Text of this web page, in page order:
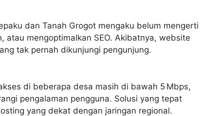
dan Tanah Grogot mengaku belum mengerti
mengoptimalkan SEO. Akibatnya, website
tak pernah dikunjungi pengunjung.
di beberapa desa masih di bawah 5 Mbps,
pengalaman pengguna. Solusi yang tepat
yang dekat dengan jaringan regional.